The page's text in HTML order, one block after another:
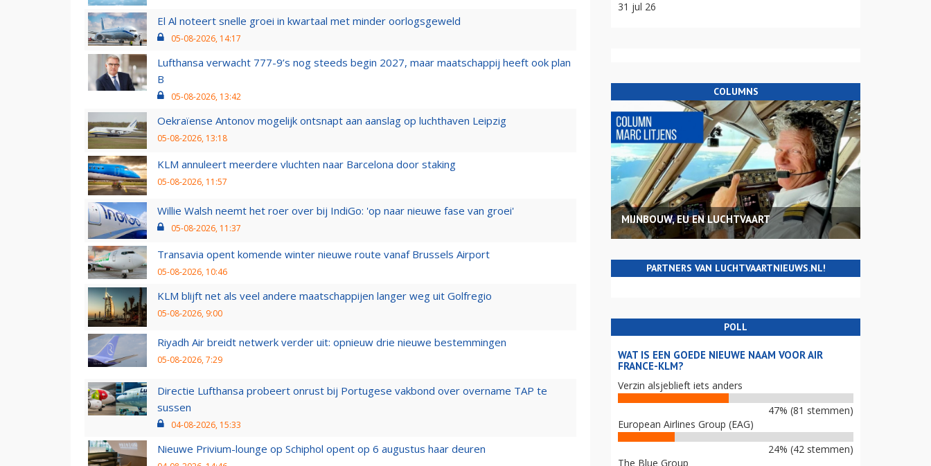
El Al noteert snelle groei in kwartaal met minder oorlogsgeweld
05-08-2026, 14:17
Lufthansa verwacht 777-9’s nog steeds begin 2027, maar maatschappij heeft ook plan
B
05-08-2026, 13:42
Oekraïense Antonov mogelijk ontsnapt aan aanslag op luchthaven Leipzig
05-08-2026, 13:18
KLM annuleert meerdere vluchten naar Barcelona door staking
05-08-2026, 11:57
Willie Walsh neemt het roer over bij IndiGo: 'op naar nieuwe fase van groei'
05-08-2026, 11:37
Transavia opent komende winter nieuwe route vanaf Brussels Airport
05-08-2026, 10:46
KLM blijft net als veel andere maatschappijen langer weg uit Golfregio
05-08-2026, 9:00
Riyadh Air breidt netwerk verder uit: opnieuw drie nieuwe bestemmingen
05-08-2026, 7:29
Directie Lufthansa probeert onrust bij Portugese vakbond over overname TAP te
sussen
04-08-2026, 15:33
Nieuwe Privium-lounge op Schiphol opent op 6 augustus haar deuren
31 jul 26
COLUMNS
MIJNBOUW, EU EN LUCHTVAART
PARTNERS VAN LUCHTVAARTNIEUWS.NL!
POLL
WAT IS EEN GOEDE NIEUWE NAAM VOOR AIR
FRANCE-KLM?
Verzin alsjeblieft iets anders
47% (81 stemmen)
European Airlines Group (EAG)
24% (42 stemmen)
The Blue Group